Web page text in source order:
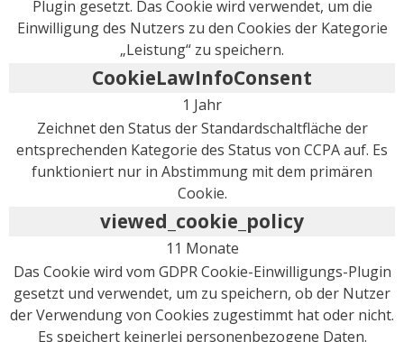
Plugin gesetzt. Das Cookie wird verwendet, um die
Einwilligung des Nutzers zu den Cookies der Kategorie
„Leistung“ zu speichern.
CookieLawInfoConsent
1 Jahr
Zeichnet den Status der Standardschaltfläche der
entsprechenden Kategorie des Status von CCPA auf. Es
funktioniert nur in Abstimmung mit dem primären
Cookie.
viewed_cookie_policy
11 Monate
Das Cookie wird vom GDPR Cookie-Einwilligungs-Plugin
gesetzt und verwendet, um zu speichern, ob der Nutzer
der Verwendung von Cookies zugestimmt hat oder nicht.
Es speichert keinerlei personenbezogene Daten.